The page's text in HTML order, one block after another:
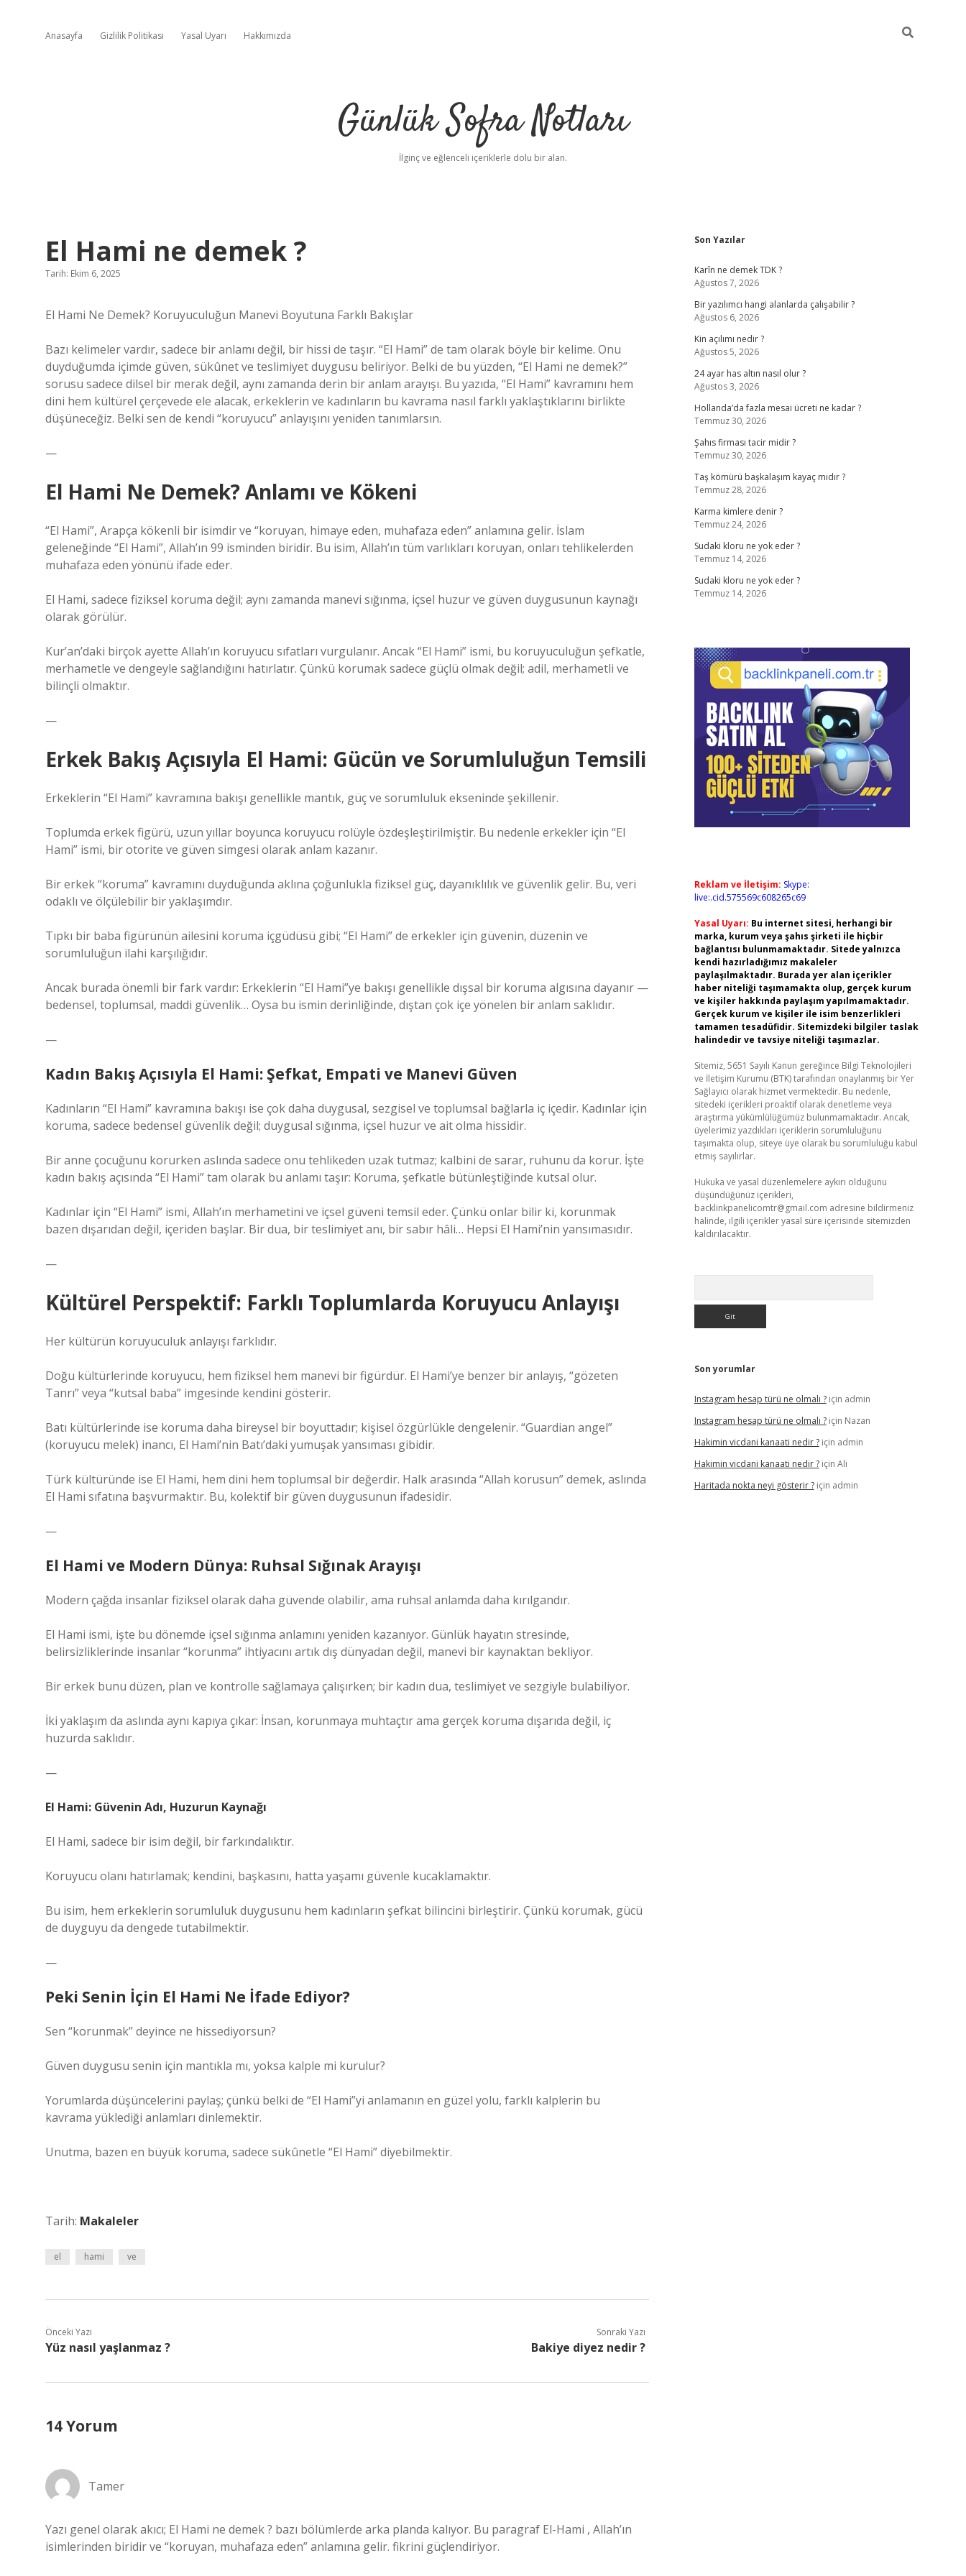
Anasayfa Gizlilik Politikası Yasal Uyarı Hakkımızda
Günlük Sofra Notları
İlginç ve eğlenceli içeriklerle dolu bir alan.
El Hami ne demek ?
Tarih: Ekim 6, 2025
El Hami Ne Demek? Koruyuculuğun Manevi Boyutuna Farklı Bakışlar
Bazı kelimeler vardır, sadece bir anlamı değil, bir hissi de taşır. “El Hami” de tam olarak böyle bir kelime. Onu
duyduğumda içimde güven, sükûnet ve teslimiyet duygusu beliriyor. Belki de bu yüzden, “El Hami ne demek?”
sorusu sadece dilsel bir merak değil, aynı zamanda derin bir anlam arayışı. Bu yazıda, “El Hami” kavramını hem
dini hem kültürel çerçevede ele alacak, erkeklerin ve kadınların bu kavrama nasıl farklı yaklaştıklarını birlikte
düşüneceğiz. Belki sen de kendi “koruyucu” anlayışını yeniden tanımlarsın.
—
El Hami Ne Demek? Anlamı ve Kökeni
“El Hami”, Arapça kökenli bir isimdir ve “koruyan, himaye eden, muhafaza eden” anlamına gelir. İslam
geleneğinde “El Hami”, Allah’ın 99 isminden biridir. Bu isim, Allah’ın tüm varlıkları koruyan, onları tehlikelerden
muhafaza eden yönünü ifade eder.
El Hami, sadece fiziksel koruma değil; aynı zamanda manevi sığınma, içsel huzur ve güven duygusunun kaynağı
olarak görülür.
Kur’an’daki birçok ayette Allah’ın koruyucu sıfatları vurgulanır. Ancak “El Hami” ismi, bu koruyuculuğun şefkatle,
merhametle ve dengeyle sağlandığını hatırlatır. Çünkü korumak sadece güçlü olmak değil; adil, merhametli ve
bilinçli olmaktır.
—
Erkek Bakış Açısıyla El Hami: Gücün ve Sorumluluğun Temsili
Erkeklerin “El Hami” kavramına bakışı genellikle mantık, güç ve sorumluluk ekseninde şekillenir.
Toplumda erkek figürü, uzun yıllar boyunca koruyucu rolüyle özdeşleştirilmiştir. Bu nedenle erkekler için “El
Hami” ismi, bir otorite ve güven simgesi olarak anlam kazanır.
Bir erkek “koruma” kavramını duyduğunda aklına çoğunlukla fiziksel güç, dayanıklılık ve güvenlik gelir. Bu, veri
odaklı ve ölçülebilir bir yaklaşımdır.
Tıpkı bir baba figürünün ailesini koruma içgüdüsü gibi; “El Hami” de erkekler için güvenin, düzenin ve
sorumluluğun ilahi karşılığıdır.
Ancak burada önemli bir fark vardır: Erkeklerin “El Hami”ye bakışı genellikle dışsal bir koruma algısına dayanır —
bedensel, toplumsal, maddi güvenlik… Oysa bu ismin derinliğinde, dıştan çok içe yönelen bir anlam saklıdır.
—
Kadın Bakış Açısıyla El Hami: Şefkat, Empati ve Manevi Güven
Kadınların “El Hami” kavramına bakışı ise çok daha duygusal, sezgisel ve toplumsal bağlarla iç içedir. Kadınlar için
koruma, sadece bedensel güvenlik değil; duygusal sığınma, içsel huzur ve ait olma hissidir.
Bir anne çocuğunu korurken aslında sadece onu tehlikeden uzak tutmaz; kalbini de sarar, ruhunu da korur. İşte
kadın bakış açısında “El Hami” tam olarak bu anlamı taşır: Koruma, şefkatle bütünleştiğinde kutsal olur.
Kadınlar için “El Hami” ismi, Allah’ın merhametini ve içsel güveni temsil eder. Çünkü onlar bilir ki, korunmak
bazen dışarıdan değil, içeriden başlar. Bir dua, bir teslimiyet anı, bir sabır hâli… Hepsi El Hami’nin yansımasıdır.
—
Kültürel Perspektif: Farklı Toplumlarda Koruyucu Anlayışı
Her kültürün koruyuculuk anlayışı farklıdır.
Doğu kültürlerinde koruyucu, hem fiziksel hem manevi bir figürdür. El Hami’ye benzer bir anlayış, “gözeten
Tanrı” veya “kutsal baba” imgesinde kendini gösterir.
Batı kültürlerinde ise koruma daha bireysel bir boyuttadır; kişisel özgürlükle dengelenir. “Guardian angel”
(koruyucu melek) inancı, El Hami’nin Batı’daki yumuşak yansıması gibidir.
Türk kültüründe ise El Hami, hem dini hem toplumsal bir değerdir. Halk arasında “Allah korusun” demek, aslında
El Hami sıfatına başvurmaktır. Bu, kolektif bir güven duygusunun ifadesidir.
—
El Hami ve Modern Dünya: Ruhsal Sığınak Arayışı
Modern çağda insanlar fiziksel olarak daha güvende olabilir, ama ruhsal anlamda daha kırılgandır.
El Hami ismi, işte bu dönemde içsel sığınma anlamını yeniden kazanıyor. Günlük hayatın stresinde,
belirsizliklerinde insanlar “korunma” ihtiyacını artık dış dünyadan değil, manevi bir kaynaktan bekliyor.
Bir erkek bunu düzen, plan ve kontrolle sağlamaya çalışırken; bir kadın dua, teslimiyet ve sezgiyle bulabiliyor.
İki yaklaşım da aslında aynı kapıya çıkar: İnsan, korunmaya muhtaçtır ama gerçek koruma dışarıda değil, iç
huzurda saklıdır.
—
El Hami: Güvenin Adı, Huzurun Kaynağı
El Hami, sadece bir isim değil, bir farkındalıktır.
Koruyucu olanı hatırlamak; kendini, başkasını, hatta yaşamı güvenle kucaklamaktır.
Bu isim, hem erkeklerin sorumluluk duygusunu hem kadınların şefkat bilincini birleştirir. Çünkü korumak, gücü
de duyguyu da dengede tutabilmektir.
—
Peki Senin İçin El Hami Ne İfade Ediyor?
Sen “korunmak” deyince ne hissediyorsun?
Güven duygusu senin için mantıkla mı, yoksa kalple mi kurulur?
Yorumlarda düşüncelerini paylaş; çünkü belki de “El Hami”yi anlamanın en güzel yolu, farklı kalplerin bu
kavrama yüklediği anlamları dinlemektir.
Unutma, bazen en büyük koruma, sadece sükûnetle “El Hami” diyebilmektir.
Tarih: Makaleler
el hami ve
Önceki Yazı
Yüz nasıl yaşlanmaz ?
Sonraki Yazı
Bakiye diyez nedir ?
14 Yorum
Tamer
Yazı genel olarak akıcı; El Hami ne demek ? bazı bölümlerde arka planda kalıyor. Bu paragraf El-Hami , Allah’ın
isimlerinden biridir ve “koruyan, muhafaza eden” anlamına gelir. fikrini güçlendiriyor.
Sidebar
Son Yazılar
Karîn ne demek TDK ?
Ağustos 7, 2026
Bir yazılımcı hangi alanlarda çalışabilir ?
Ağustos 6, 2026
Kin açılımı nedir ?
Ağustos 5, 2026
24 ayar has altın nasıl olur ?
Ağustos 3, 2026
Hollanda’da fazla mesai ücreti ne kadar ?
Temmuz 30, 2026
Şahıs firması tacir midir ?
Temmuz 30, 2026
Taş kömürü başkalaşım kayaç mıdır ?
Temmuz 28, 2026
Karma kimlere denir ?
Temmuz 24, 2026
Sudaki kloru ne yok eder ?
Temmuz 14, 2026
Sudaki kloru ne yok eder ?
Temmuz 14, 2026
Reklam ve İletişim: Skype:
live:.cid.575569c608265c69
Yasal Uyarı: Bu internet sitesi, herhangi bir
marka, kurum veya şahıs şirketi ile hiçbir
bağlantısı bulunmamaktadır. Sitede yalnızca
kendi hazırladığımız makaleler
paylaşılmaktadır. Burada yer alan içerikler
haber niteliği taşımamakta olup, gerçek kurum
ve kişiler hakkında paylaşım yapılmamaktadır.
Gerçek kurum ve kişiler ile isim benzerlikleri
tamamen tesadüfidir. Sitemizdeki bilgiler taslak
halindedir ve tavsiye niteliği taşımazlar.
Sitemiz, 5651 Sayılı Kanun gereğince Bilgi Teknolojileri
ve İletişim Kurumu (BTK) tarafından onaylanmış bir Yer
Sağlayıcı olarak hizmet vermektedir. Bu nedenle,
sitedeki içerikleri proaktif olarak denetleme veya
araştırma yükümlülüğümüz bulunmamaktadır. Ancak,
üyelerimiz yazdıkları içeriklerin sorumluluğunu
taşımakta olup, siteye üye olarak bu sorumluluğu kabul
etmiş sayılırlar.
Hukuka ve yasal düzenlemelere aykırı olduğunu
düşündüğünüz içerikleri,
backlinkpanelicomtr@gmail.com adresine bildirmeniz
halinde, ilgili içerikler yasal süre içerisinde sitemizden
kaldırılacaktır.
Son yorumlar
Instagram hesap türü ne olmalı ?için admin
Instagram hesap türü ne olmalı ?için Nazan
Hakimin vicdani kanaati nedir ?için admin
Hakimin vicdani kanaati nedir ?için Ali
Haritada nokta neyi gösterir ?için admin